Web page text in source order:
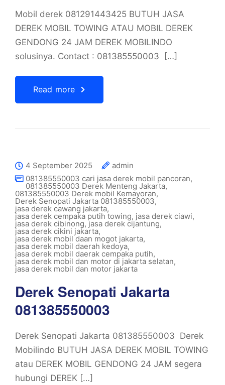
Mobil derek 081291443425 BUTUH JASA
DEREK MOBIL TOWING ATAU MOBIL DEREK
GENDONG 24 JAM DEREK MOBILINDO
solusinya. Contact : 081385550003 […]
Read more
4 September 2025
admin
081385550003 cari jasa derek mobil pancoran,
081385550003 Derek Menteng Jakarta,
081385550003 Derek mobil Kemayoran,
Derek Senopati Jakarta 081385550003,
jasa derek cawang jakarta,
jasa derek cempaka putih towing, jasa derek ciawi,
jasa derek cibinong,jasa derek cijantung,
jasa derek cikini jakarta,
jasa derek mobil daan mogot jakarta,
jasa derek mobil daerah kedoya,
jasa derek mobil daerak cempaka putih,
jasa derek mobil dan motor di jakarta selatan,
jasa derek mobil dan motor jakarta
Derek Senopati Jakarta
081385550003
Derek Senopati Jakarta 081385550003 Derek
Mobilindo BUTUH JASA DEREK MOBIL TOWING
atau DEREK MOBIL GENDONG 24 JAM segera
hubungi DEREK […]